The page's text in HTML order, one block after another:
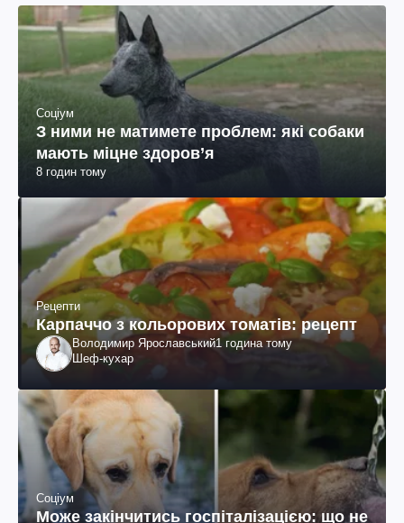
Соціум
З ними не матимете проблем: які собаки
мають міцне здоров’я
8 годин тому
Рецепти
Карпаччо з кольорових томатів: рецепт
Володимир Ярославський1 година тому
Шеф-кухар
Соціум
Може закінчитись госпіталізацією: що не